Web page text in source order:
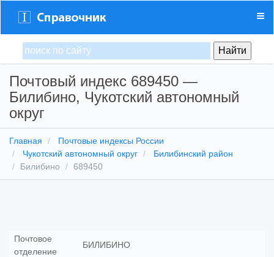
Почтовый индекс 689450 —
Билибино, Чукотский автономный
округ
Главная
Почтовые индексы России
Чукотский автономный округ
Билибинский район
Билибино
689450
Почтовое
отделение
БИЛИБИНО